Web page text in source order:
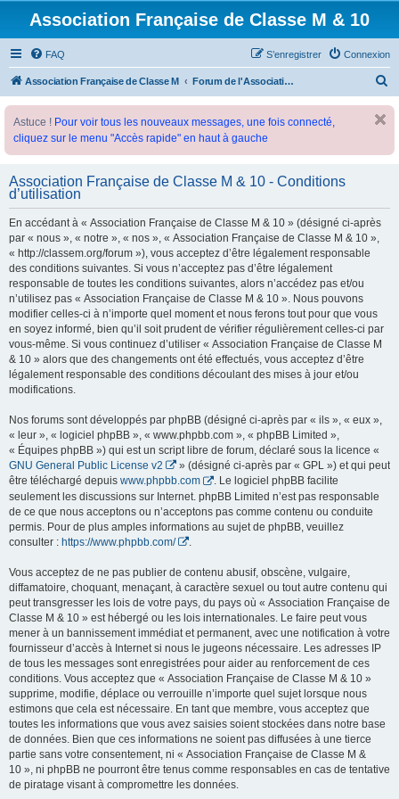
Association Française de Classe M & 10
FAQ Connexion
S’enregistrer
Association Française de Classe M Forum de l'Association Française de Classe M
c
Astuce ! Pour voir tous les nouveaux messages, une fois connecté,
cliquez sur le menu "Accès rapide" en haut à gauche
Association Française de Classe M & 10 - Conditions
d’utilisation
En accédant à « Association Française de Classe M & 10 » (désigné ci-après
par « nous », « notre », « nos », « Association Française de Classe M & 10 »,
« http://classem.org/forum »), vous acceptez d’être légalement responsable
des conditions suivantes. Si vous n’acceptez pas d’être légalement
responsable de toutes les conditions suivantes, alors n’accédez pas et/ou
n’utilisez pas « Association Française de Classe M & 10 ». Nous pouvons
modifier celles-ci à n’importe quel moment et nous ferons tout pour que vous
en soyez informé, bien qu’il soit prudent de vérifier régulièrement celles-ci par
vous-même. Si vous continuez d’utiliser « Association Française de Classe M
& 10 » alors que des changements ont été effectués, vous acceptez d’être
légalement responsable des conditions découlant des mises à jour et/ou
modifications.
Nos forums sont développés par phpBB (désigné ci-après par « ils », « eux »,
« leur », « logiciel phpBB », « www.phpbb.com », « phpBB Limited »,
« Équipes phpBB ») qui est un script libre de forum, déclaré sous la licence «
GNU General Public License v2
» (désigné ci-après par « GPL ») et qui peut
être téléchargé depuis www.phpbb.com
. Le logiciel phpBB facilite
seulement les discussions sur Internet. phpBB Limited n’est pas responsable
de ce que nous acceptons ou n’acceptons pas comme contenu ou conduite
permis. Pour de plus amples informations au sujet de phpBB, veuillez
consulter : https://www.phpbb.com/
Vous acceptez de ne pas publier de contenu abusif, obscène, vulgaire,
diffamatoire, choquant, menaçant, à caractère sexuel ou tout autre contenu qui
peut transgresser les lois de votre pays, du pays où « Association Française de
Classe M & 10 » est hébergé ou les lois internationales. Le faire peut vous
mener à un bannissement immédiat et permanent, avec une notification à votre
fournisseur d’accès à Internet si nous le jugeons nécessaire. Les adresses IP
de tous les messages sont enregistrées pour aider au renforcement de ces
conditions. Vous acceptez que « Association Française de Classe M & 10 »
supprime, modifie, déplace ou verrouille n’importe quel sujet lorsque nous
estimons que cela est nécessaire. En tant que membre, vous acceptez que
toutes les informations que vous avez saisies soient stockées dans notre base
de données. Bien que ces informations ne soient pas diffusées à une tierce
partie sans votre consentement, ni « Association Française de Classe M &
10 », ni phpBB ne pourront être tenus comme responsables en cas de tentative
de piratage visant à compromettre les données.